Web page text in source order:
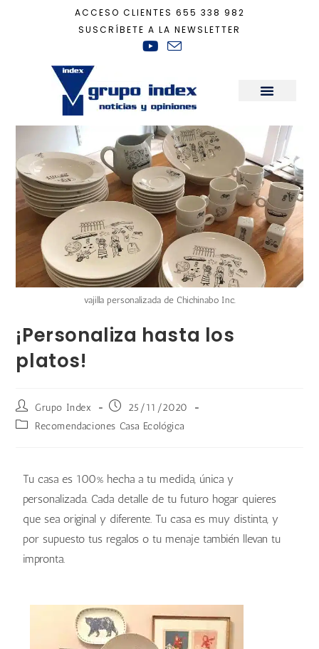
ACCESO CLIENTES 655 338 982
SUSCRÍBETE A LA NEWSLETTER
Recomendaciones Casa Ecológica
vajilla personalizada de Chichinabo Inc.
¡Personaliza hasta los
platos!
Grupo Index
25/11/2020
Recomendaciones Casa Ecológica
Tu casa es 100% hecha a tu medida, única y
personalizada. Cada detalle de tu futuro hogar quieres
que sea original y diferente. Tu casa es muy distinta, y
por supuesto tus regalos o tu menaje también llevan tu
impronta.